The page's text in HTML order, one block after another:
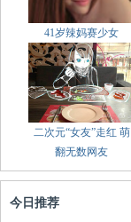
41岁辣妈赛少女
二次元“女友”走红 萌
翻无数网友
今日推荐